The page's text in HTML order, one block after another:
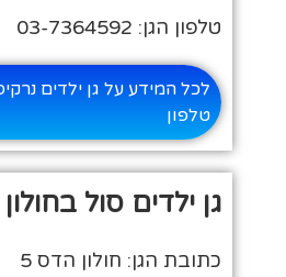
טלפון הגן: 03-7364592
לכל המידע על גן ילדים
טלפון
גן ילדים סול בחולון
כתובת הגן: חולון הדס 5